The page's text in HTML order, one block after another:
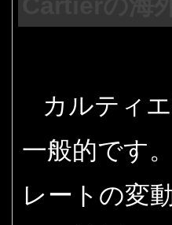
カルティ
一般的です
レートの変